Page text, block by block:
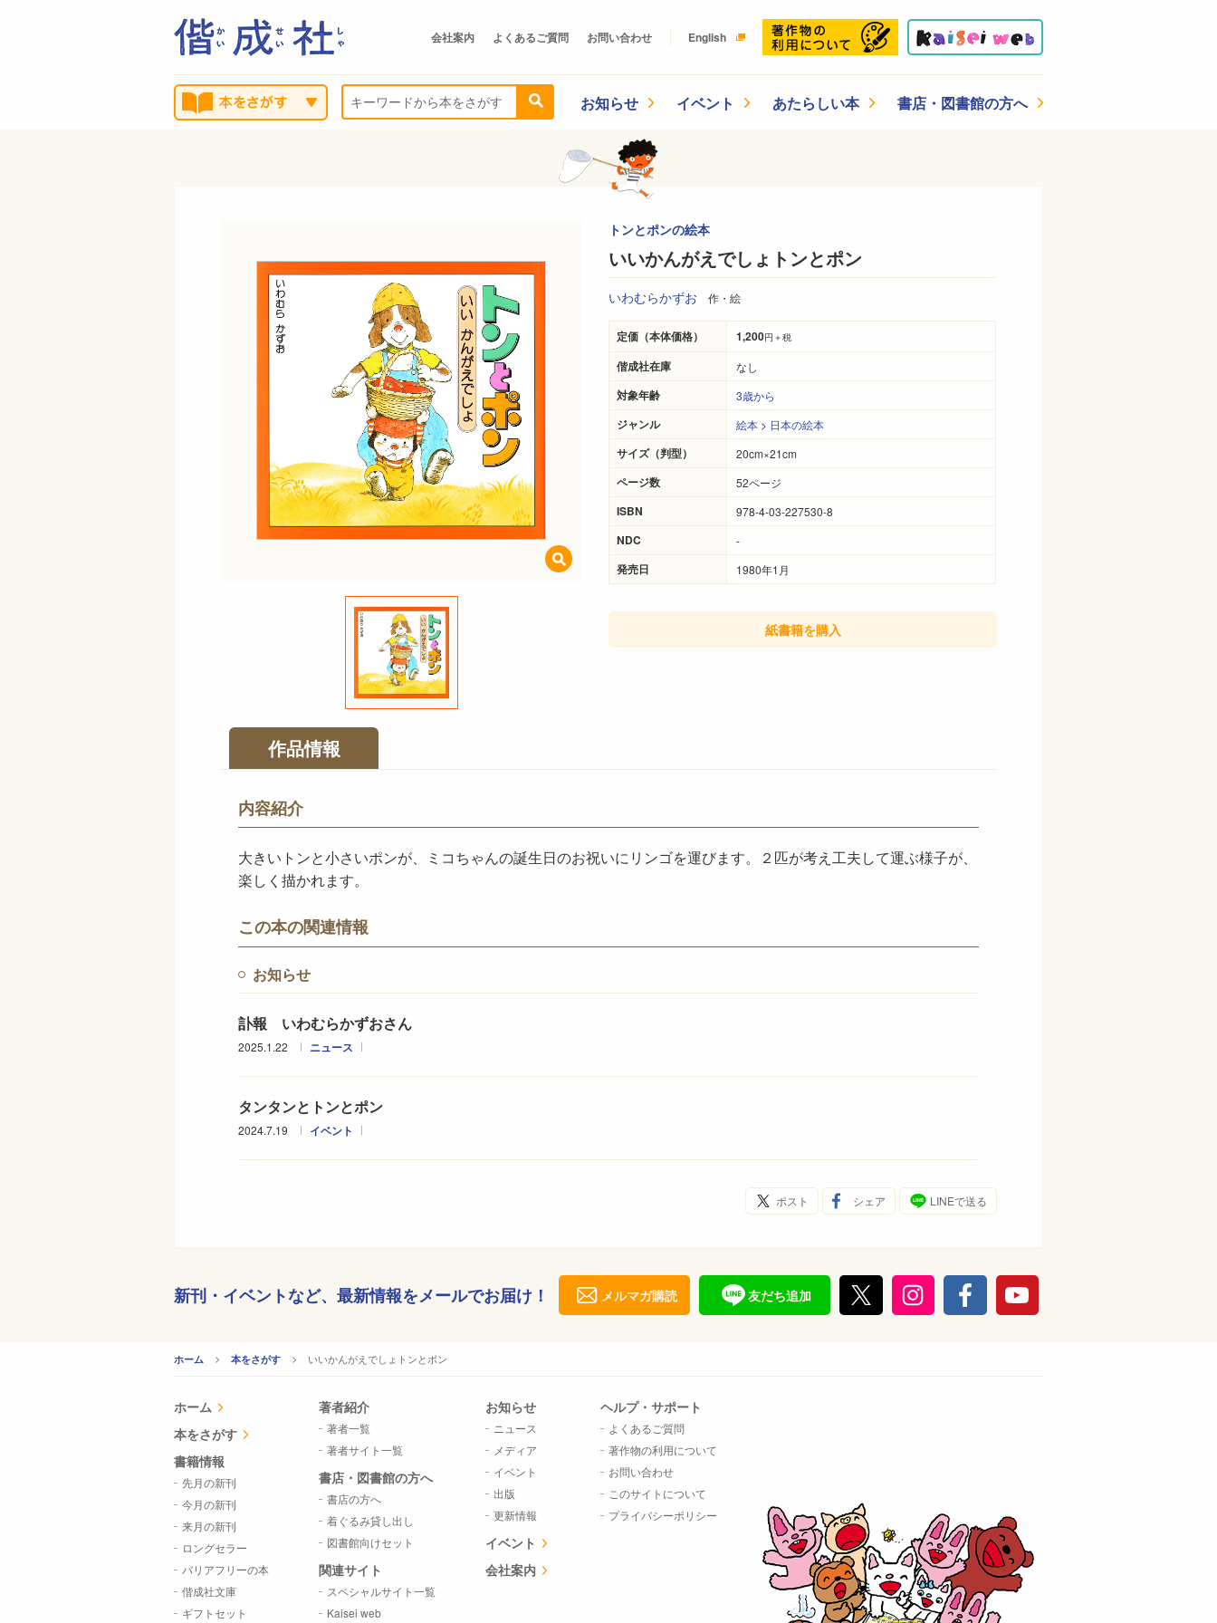
会社案内 よくあるご質問 お問い合わせ English
お知らせ イベント あたらしい本 書店・図書館の方へ
トンとポンの絵本
いいかんがえでしょトンとポン
いわむらかずお 作・絵
定価（本体価格） 1,200円＋税
偕成社在庫 なし
対象年齢 3歳から
ジャンル 絵本 > 日本の絵本
サイズ（判型） 20cm×21cm
ページ数 52ページ
ISBN 978-4-03-227530-8
NDC -
発売日 1980年1月
紙書籍を購入
作品情報
内容紹介
大きいトンと小さいポンが、ミコちゃんの誕生日のお祝いにリンゴを運びます。２匹が考え工夫して運ぶ様子が、
楽しく描かれます。
この本の関連情報
お知らせ
訃報 いわむらかずおさん
2025.1.22 ニュース
タンタンとトンとポン
2024.7.19 イベント
ポスト シェア LINEで送る
新刊・イベントなど、 最新情報をメールでお届け！ メルマガ購読 友だち追加
ホーム 本をさがす CURRENT:
いいかんがえでしょトンとポン
ホーム
本をさがす
書籍情報
先月の新刊
今月の新刊
来月の新刊
ロングセラー
バリアフリーの本
偕成社文庫
ギフトセット
著者紹介
著者一覧
著者サイト一覧
書店・図書館の方へ
書店の方へ
着ぐるみ貸し出し
図書館向けセット
関連サイト
スペシャルサイト一覧
Kaisei web
お知らせ
ニュース
メディア
イベント
出版
更新情報
イベント
会社案内
ヘルプ・サポート
よくあるご質問
著作物の利用について
お問い合わせ
このサイトについて
プライバシーポリシー